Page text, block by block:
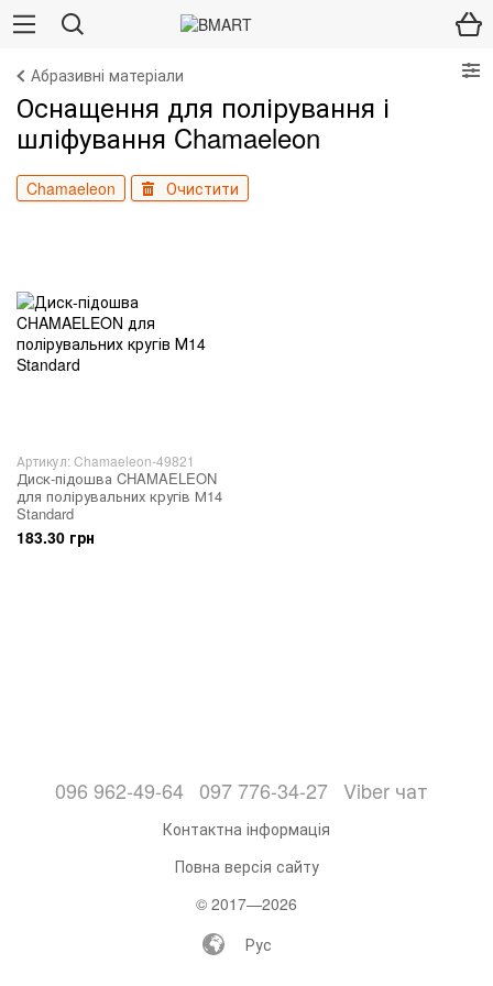
Абразивні матеріали
Оснащення для полірування і
шліфування Chamaeleon
Chamaeleon Очистити
Артикул: Chamaeleon-49821
Диск-підошва CHAMAELEON
для полірувальних кругів М14
Standard
183.30 грн
096 962-49-64 097 776-34-27 Viber чат
Контактна інформація
Повна версія сайту
© 2017—2026
Рус